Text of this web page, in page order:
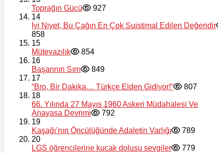
Toprağın Gücü
927
14
İyi Niyet, Bu Çağın En Çok Suistimal Edilen Değeridir
858
15
Mütevazılık
854
16
Başarının Sırrı
849
17
“Bro, Bir Dakika… Türkçe Elden Gidiyor!”
807
18
66. Yılında 27 Mayıs 1960 Askeri Müdahalesi Ve
Anayasa Devrimi
792
19
Kaşağı’nın Öncülüğünde Adaletin Varlığı
789
20
LGS öğrencilerine kucak dolusu sevgiler
779